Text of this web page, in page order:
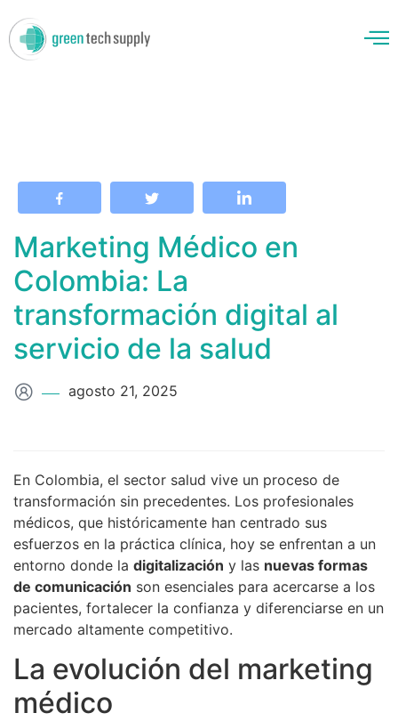
Marketing Médico en
Colombia: La
transformación digital al
servicio de la salud
agosto 21, 2025
En Colombia, el sector salud vive un proceso de
transformación sin precedentes. Los profesionales
médicos, que históricamente han centrado sus
esfuerzos en la práctica clínica, hoy se enfrentan a un
entorno donde la digitalización y las nuevas formas
de comunicación son esenciales para acercarse a los
pacientes, fortalecer la confianza y diferenciarse en un
mercado altamente competitivo.
La evolución del marketing
médico